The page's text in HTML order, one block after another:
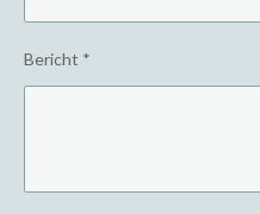
Bericht *